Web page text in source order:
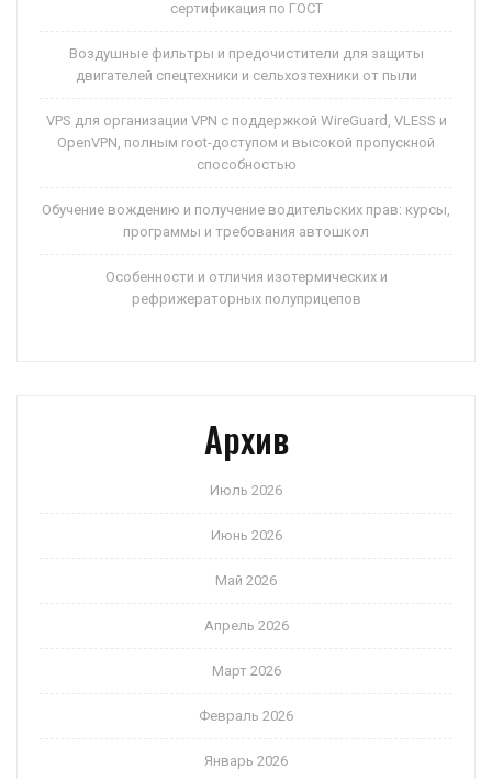
сертификация по ГОСТ
Воздушные фильтры и предочистители для защиты
двигателей спецтехники и сельхозтехники от пыли
VPS для организации VPN с поддержкой WireGuard, VLESS и
OpenVPN, полным root-доступом и высокой пропускной
способностью
Обучение вождению и получение водительских прав: курсы,
программы и требования автошкол
Особенности и отличия изотермических и
рефрижераторных полуприцепов
Архив
Июль 2026
Июнь 2026
Май 2026
Апрель 2026
Март 2026
Февраль 2026
Январь 2026